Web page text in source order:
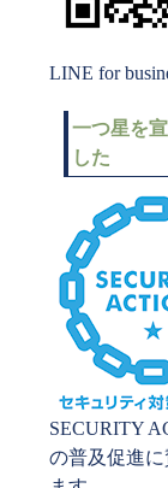
LINE for
一つ星を
した
SECURITY
の普及促進